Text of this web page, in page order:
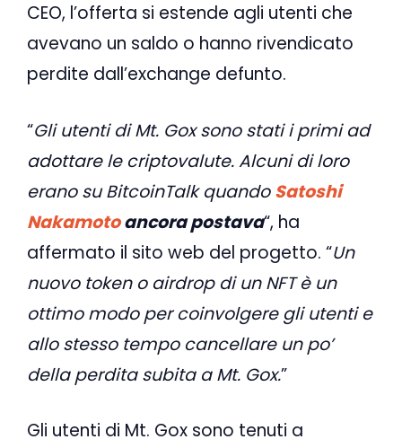
CEO, l’offerta si estende agli utenti che
avevano un saldo o hanno rivendicato
perdite dall’exchange defunto.
“Gli utenti di Mt. Gox sono stati i primi ad
adottare le criptovalute. Alcuni di loro
erano su BitcoinTalk quandoSatoshi
Nakamotoancora postava“, ha
affermato il sito web del progetto. “Un
nuovo token o airdrop di un NFT è un
ottimo modo per coinvolgere gli utenti e
allo stesso tempo cancellare un po’
della perdita subita a Mt. Gox.”
Gli utenti di Mt. Gox sono tenuti a